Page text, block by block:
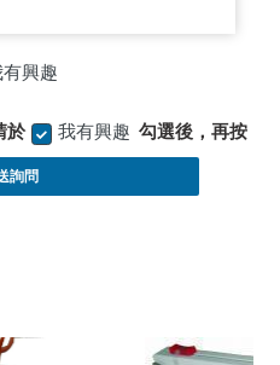
有興趣
於 我有興趣 勾選後，再按
詢問